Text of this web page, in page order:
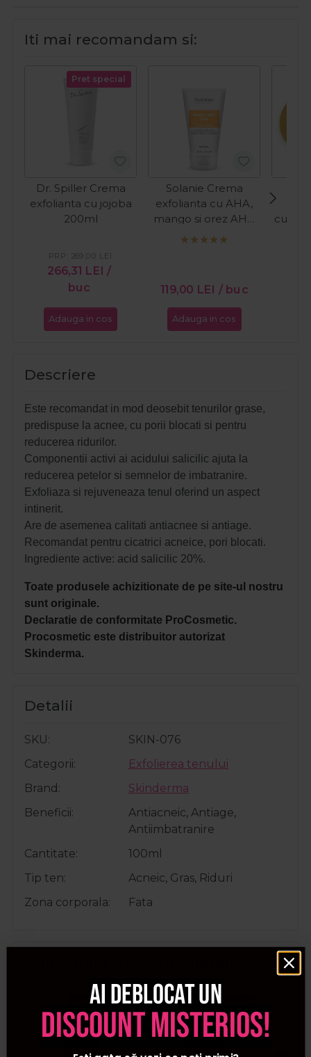
Iti mai recomandam si:
Pret special
Dr. Spiller Crema
exfolianta cu jojoba
200ml
266,31 LEI /
buc
PRP: 269,00 LEI
Adauga in cos
Solanie Crema
exfolianta cu AHA,
mango si orez AHA
Peeling Special
119,00 LEI / buc
Adauga in cos
Descriere
Este recomandat in mod deosebit tenurilor grase,
predispuse la acnee, cu porii blocati si pentru
reducerea ridurilor.
Componentii activi ai acidului salicilic ajuta la
reducerea petelor si semnelor de imbatranire.
Exfoliaza si rejuveneaza tenul oferind un aspect
intinerit.
Are de asemenea calitati antiacnee si antiage.
Recomandat pentru cicatrici acneice, pori blocati.
Ingrediente active: acid salicilic 20%.
Toate produsele achizitionate de pe site-ul nostru
sunt originale.
Declaratie de conformitate ProCosmetic.
Procosmetic este distribuitor autorizat
Skinderma.
Detalii
SKU
SKIN-076
Categorii
Exfolierea tenului
Brand
Skinderma
Beneficii
Antiacneic, Antiage,
Antiimbatranire
Cantitate
100ml
Tip ten
Acneic, Gras, Riduri
Zona corporala
Fata
Pret special Pret special
Ai deblocat un
discount misterios!